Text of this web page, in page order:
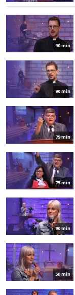
90 min
90 min
75 min
75 min
90 min
50 min